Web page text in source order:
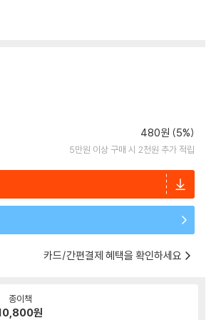
480원 (5%)
5만원 이상 구매 시 2천원 추가 적립
카드/간편결제 혜택을 확인하세요
종이책
원